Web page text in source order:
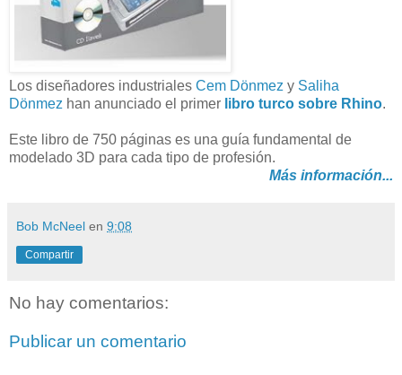
Los diseñadores industriales Cem Dönmez y Saliha
Dönmez han anunciado el primer libro turco sobre Rhino.
Este libro de 750 páginas es una guía fundamental de
modelado 3D para cada tipo de profesión.
Más información...
Bob McNeel en 9:08
Compartir
No hay comentarios:
Publicar un comentario